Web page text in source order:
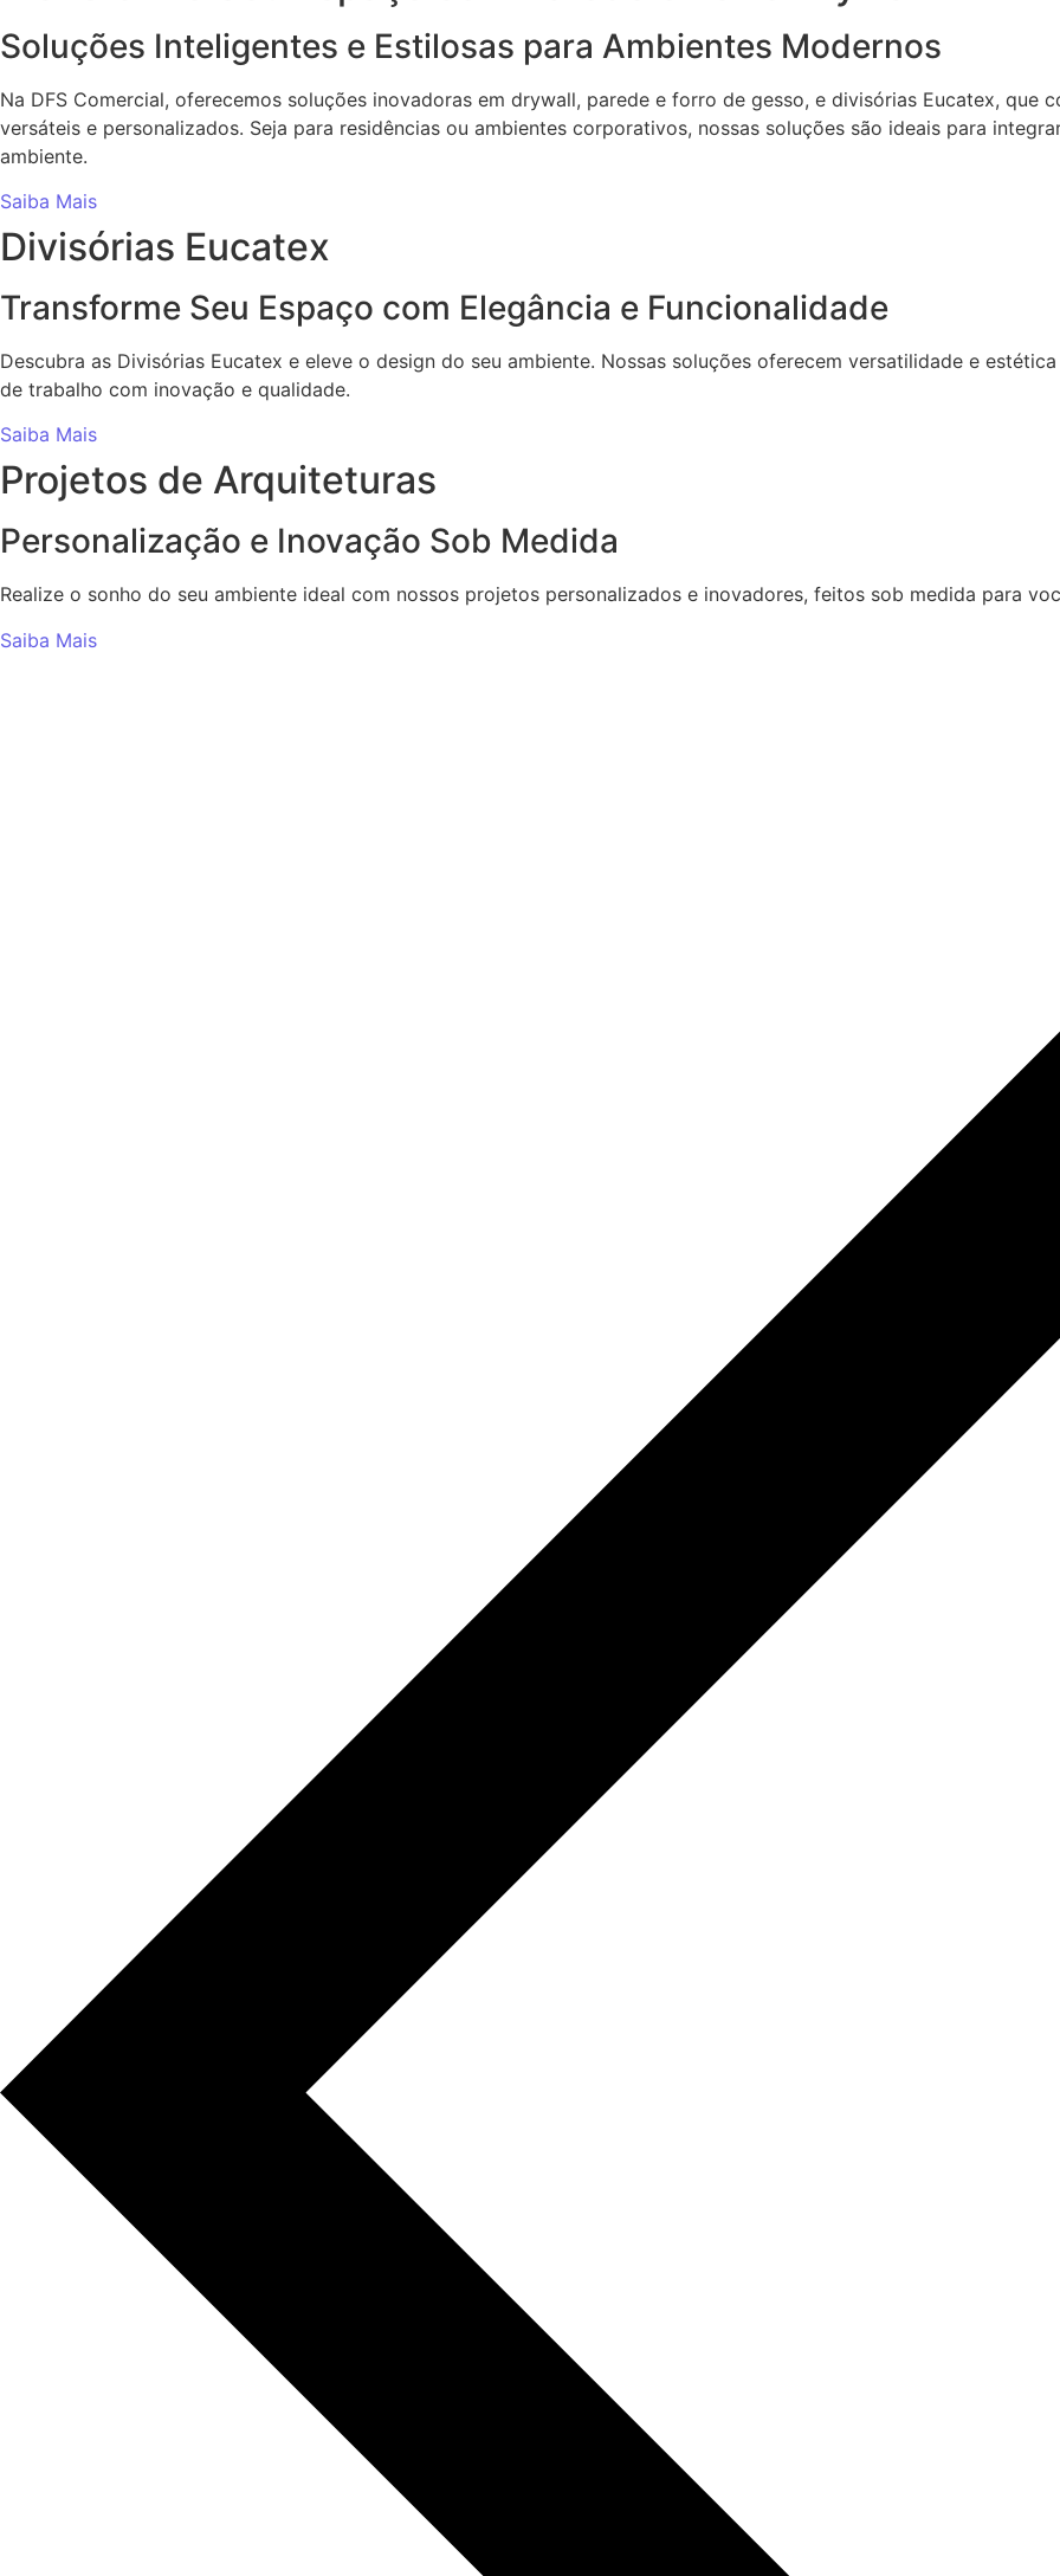
Soluções Inteligentes e Estilosas para Ambientes Modernos
Na DFS Comercial, oferecemos soluções inovadoras em drywall, parede e forro de gesso, e divisórias Eucatex, que
versáteis e personalizados. Seja para residências ou ambientes corporativos, nossas soluções são ideais para
ambiente.
Saiba Mais
Divisórias Eucatex
Transforme Seu Espaço com Elegância e Funcionalidade
Descubra as Divisórias Eucatex e eleve o design do seu ambiente. Nossas soluções oferecem versatilidade e
de trabalho com inovação e qualidade.
Saiba Mais
Projetos de Arquiteturas
Personalização e Inovação Sob Medida
Realize o sonho do seu ambiente ideal com nossos projetos personalizados e inovadores, feitos sob medida para
Saiba Mais